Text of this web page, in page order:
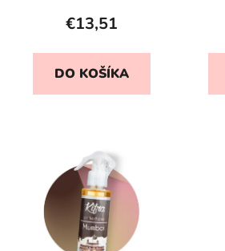
je
5,0
z
5
€13,51
DO KOŠÍKA